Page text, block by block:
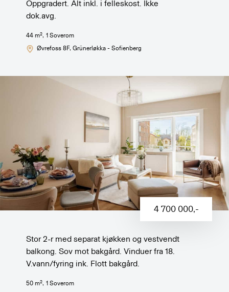
Oppgradert. Alt inkl. i felleskost. Ikke
dok.avg.
44 m2, 1 Soverom
Øvrefoss 8F, Grünerløkka - Sofienberg
4 700 000,-
Stor 2-r med separat kjøkken og vestvendt
balkong. Sov mot bakgård. Vinduer fra 18.
V.vann/fyring ink. Flott bakgård.
50 m2, 1 Soverom